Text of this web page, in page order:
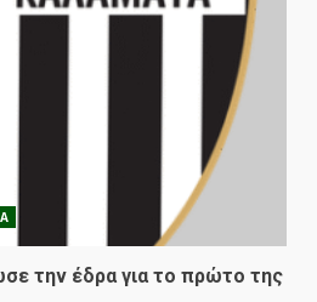
την έδρα για το πρώτο της